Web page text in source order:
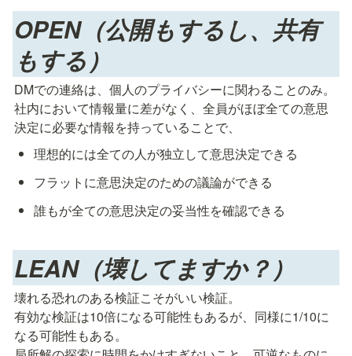
OPEN（公開もするし、共有
もする）
DMでの連絡は、個人のプライバシーに関わることのみ。
社内において情報量に差がなく、全員がほぼ全ての意思
決定に必要な情報を持っていることで、
理想的には全ての人が独立して意思決定できる
フラットに意思決定のための議論ができる
誰もが全ての意思決定の妥当性を確認できる
LEAN（壊してますか？）
壊れる恐れのある検証こそがいい検証。
有効な検証は10倍になる可能性もあるが、同様に1/10に
なる可能性もある。